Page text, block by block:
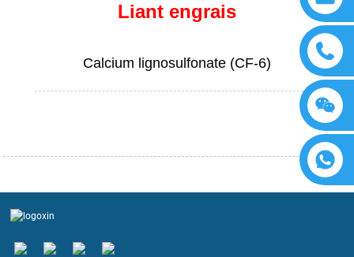
Liant engrais
Calcium lignosulfonate (CF-6)